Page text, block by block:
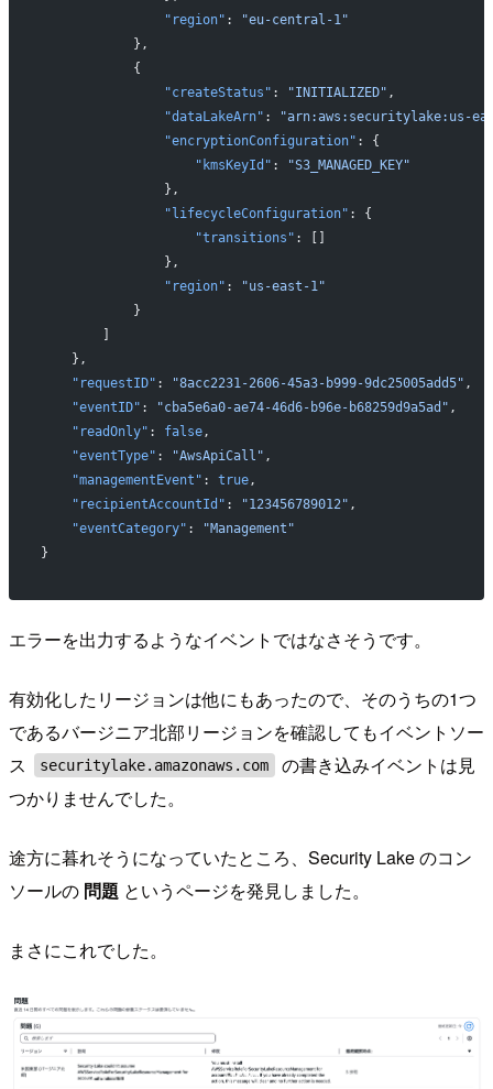
                "region"
:
"eu-central-1"
            },
            {
                "createStatus"
: "INITIALIZED" ,
                "dataLakeArn"
:
"arn:aws:securitylake:us-
                "encryptionConfiguration"
: {
                    "kmsKeyId"
:
"S3_MANAGED_KEY"
                },
                "lifecycleConfiguration"
: {
                    "transitions"
: []
                },
                "region"
:
"us-east-1"
            }
    },
    "requestID"
: "8acc2231-2606-45a3-b999-9dc25005add5" ,
    "eventID"
: "cba5e6a0-ae74-46d6-b96e-b68259d9a5ad" ,
    "readOnly"
: false,
    "eventType"
: "AwsApiCall" ,
    "managementEvent"
: true,
    "recipientAccountId"
: "123456789012" ,
    "eventCategory"
:
"Management"
}
エラーを出力するようなイベントではなさそうです。
有効化したリージョンは他にもあったので、そのうちの1つ
であるバージニア北部リージョンを確認してもイベントソー
ス
securitylake.amazonaws.com
の書き込みイベントは見
つかりませんでした。
途方に暮れそうになっていたところ、Security Lake のコン
ソールの 問題 というページを発見しました。
まさにこれでした。